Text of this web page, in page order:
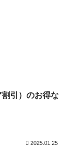
引）のお得な
2025.01.25